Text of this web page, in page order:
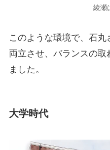
綾瀬
このような環境で、石
両立させ、バランスの
ました。
大学時代